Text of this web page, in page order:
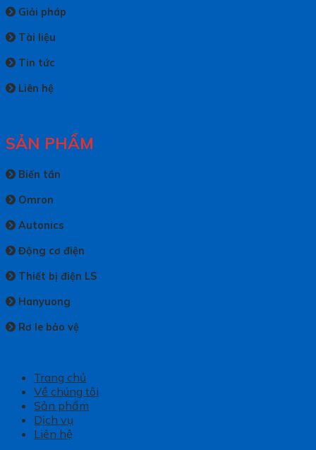
Giải pháp
Tài liệu
Tin tức
Liên hệ
SẢN PHẨM
Biến tần
Omron
Autonics
Động cơ điện
Thiết bị điện LS
Hanyuong
Rơ le bảo vệ
Trang chủ
Về chúng tôi
Sản phẩm
Dịch vụ
Liên hệ